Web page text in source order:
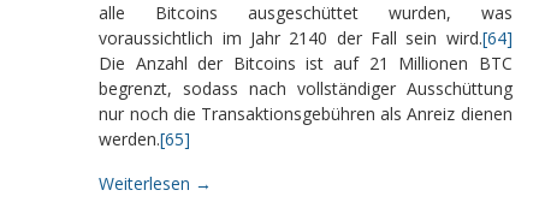
alle Bitcoins ausgeschüttet wurden, was
voraussichtlich im Jahr 2140 der Fall sein wird.[64]
Die Anzahl der Bitcoins ist auf 21 Millionen BTC
begrenzt, sodass nach vollständiger Ausschüttung
nur noch die Transaktionsgebühren als Anreiz dienen
werden.[65]
Weiterlesen →